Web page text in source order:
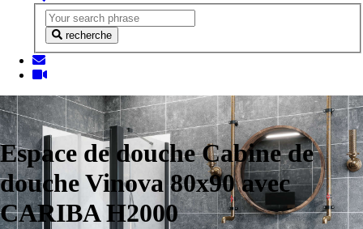
recherche
Espace de douche Cabine de
douche Vinova 80x90 avec
CARIBA H2000